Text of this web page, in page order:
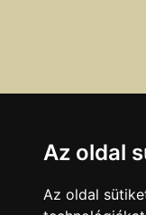
Az oldal
Az oldal